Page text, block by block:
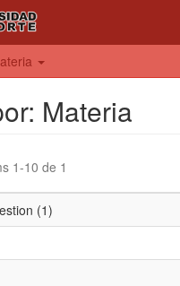
Materia
1-10 de 1
(1)